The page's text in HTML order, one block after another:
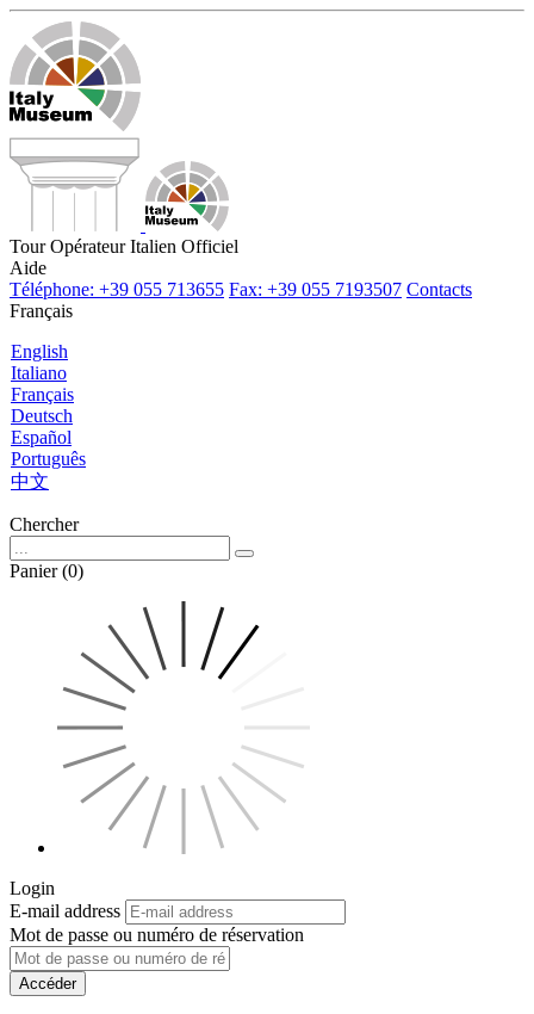
Tour Opérateur Italien Officiel
Aide
Téléphone: +39 055 713655 Fax: +39 055 7193507 Contacts
Français
English
Italiano
Français
Deutsch
Español
Português
中文
Chercher
Panier (0)
Login
E-mail address
Mot de passe ou numéro de réservation
Accéder